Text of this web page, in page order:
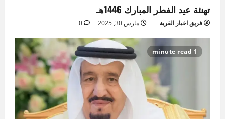
تهنئة عيد الفطر المبارك 1446هـ
فريق اخبار القرية مارس 30, 2025